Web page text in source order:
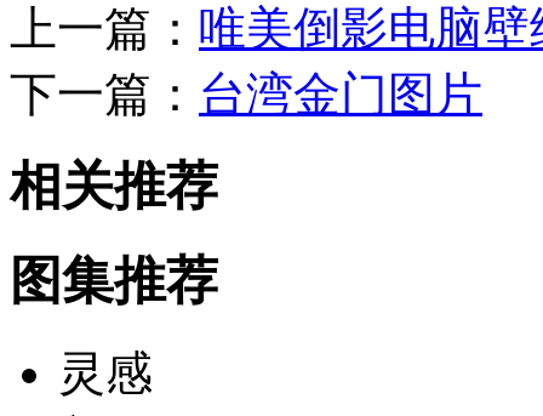
上一篇： 唯美倒影电脑壁
下一篇： 台湾金门图片
相关推荐
图集推荐
灵感